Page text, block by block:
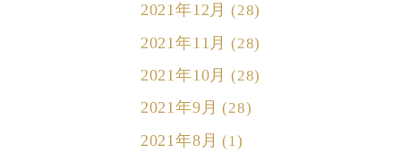
2021年12月 (28)
2021年11月 (28)
2021年10月 (28)
2021年9月 (28)
2021年8月 (1)